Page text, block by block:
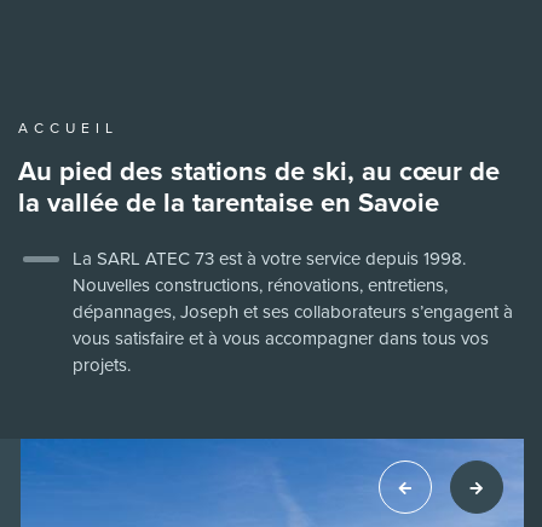
ACCUEIL
Au pied des stations de ski, au cœur de
la vallée de la tarentaise en Savoie
La SARL ATEC 73 est à votre service depuis 1998.
Nouvelles constructions, rénovations, entretiens,
dépannages, Joseph et ses collaborateurs s’engagent à
vous satisfaire et à vous accompagner dans tous vos
projets.